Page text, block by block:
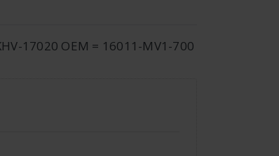
17020 OEM = 16011-MV1-700